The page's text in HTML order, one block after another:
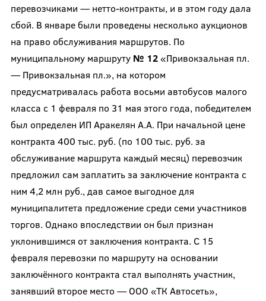
перевозчиками — нетто-контракты, и в этом году дала
сбой. В январе были проведены несколько аукционов
на право обслуживания маршрутов. По
муниципальному маршруту № 12«Привокзальная пл.
— Привокзальная пл.», на котором
предусматривалась работа восьми автобусов малого
класса с 1 февраля по 31 мая этого года, победителем
был определен ИП Аракелян А.А. При начальной цене
контракта 400 тыс. руб. (по 100 тыс. руб. за
обслуживание маршрута каждый месяц) перевозчик
предложил сам заплатить за заключение контракта с
ним 4,2 млн руб., дав самое выгодное для
муниципалитета предложение среди семи участников
торгов. Однако впоследствии он был признан
уклонившимся от заключения контракта. С 15
февраля перевозки по маршруту на основании
заключённого контракта стал выполнять участник,
занявший второе место — ООО «ТК Автосеть»,